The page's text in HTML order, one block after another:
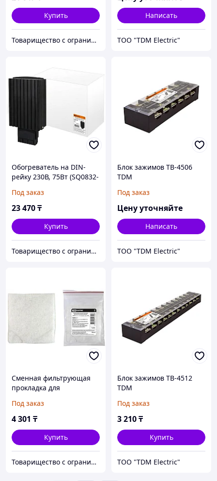
Купить
Товарищество с ограниченной ответственностью "Nabludenie.kz"
Написать
ТОО "TDM Electric"
Обогреватель на DIN-
рейку 230В, 75Вт (SQ0832-
Под заказ
23 470₸
Купить
Товарищество с ограниченной ответственностью "Nabludenie.kz"
Блок зажимов ТВ-4506
TDM
Под заказ
Цену уточняйте
Написать
ТОО "TDM Electric"
Сменная фильтрующая
прокладка для
решетки SQ0832-0115
(120мм), 5шт
Под заказ
4 301 ₸
Купить
Товарищество с ограниченной ответственностью "Nabludenie.kz"
Блок зажимов ТВ-4512
TDM
Под заказ
3 210₸
Купить
ТОО "TDM Electric"